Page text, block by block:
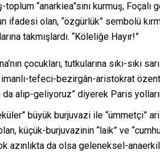
“anarkiea”sını kurmuş, Foçalı
ifadesi olan, “özgürlük” sembolü
takmışlardı. “Köleliğe Hayır!”
çocukları, tutkularına sıkı-sıkı
imanlı-tefeci-bezirgân-aristokrat
da alıp-geliyoruz” diyerek Paris
büyük burjuvazi ile
küçük-burjuvazinin “laik” ve
azınlıkta da olsa geleneksel-